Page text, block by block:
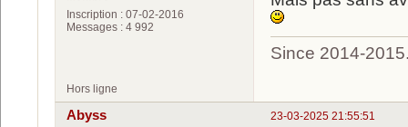
Inscription : 07-02-2016
Messages : 4 992
Since 2014-
Hors ligne
23-03-2025 21:55:51
Abyss